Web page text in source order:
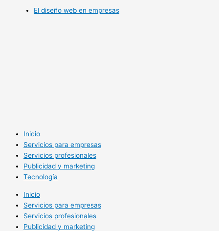
El diseño web en empresas
Inicio
Servicios para empresas
Servicios profesionales
Publicidad y marketing
Tecnología
Inicio
Servicios para empresas
Servicios profesionales
Publicidad y marketing